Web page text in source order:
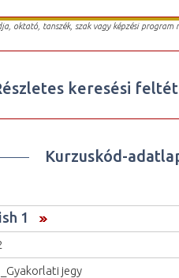
oktató, tanszék, szak vagy képzési program
keresési
Kurzuskód-
1
_Gyakorlati jegy